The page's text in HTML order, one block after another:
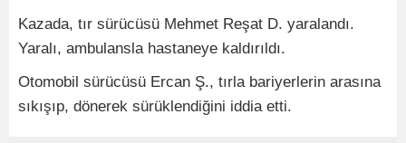
Kazada, tır sürücüsü Mehmet Reşat D. yaralandı.
Yaralı, ambulansla hastaneye kaldırıldı.
Otomobil sürücüsü Ercan Ş., tırla bariyerlerin arasına
sıkışıp, dönerek sürüklendiğini iddia etti.